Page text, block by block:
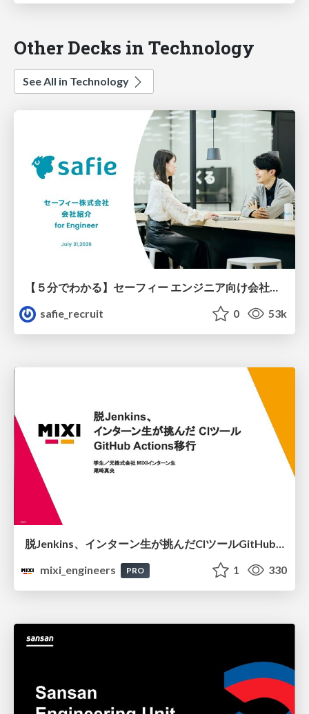
Other Decks in Technology
See All in Technology
safie_recruit
0 53k
脱Jenkins、インターン生が挑んだCIツールGitHubActions移行
mixi_engineers
PRO 1 330